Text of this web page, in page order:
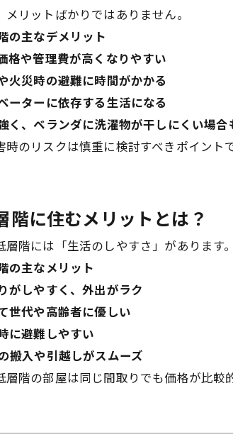
メリットばかりではありません。
の主なデメリット
格や管理費が高くなりやすい
火災時の避難に時間がかかる
ーターに依存する生活になる
く、ベランダに洗濯物が干しにくい場合
時のリスクは慎重に検討すべきポイン
階に住むメリットとは？
層階には「生活のしやすさ」があります。
の主なメリット
がしやすく、外出がラク
世代や高齢者に優しい
に避難しやすい
搬入や引越しがスムーズ
層階の部屋は同じ間取りでも価格が比